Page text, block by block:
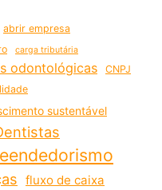
abrir empresa
carga tributária
odontológicas CNPJ
sustentável
fluxo de caixa